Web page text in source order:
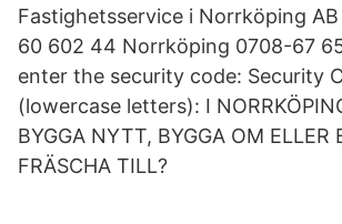
Fastighetsservice i Norrköping
60 602 44 Norrköping 0708-67
enter the security code: Security
(lowercase letters): I
BYGGA NYTT, BYGGA OM ELLER
FRÄSCHA TILL?